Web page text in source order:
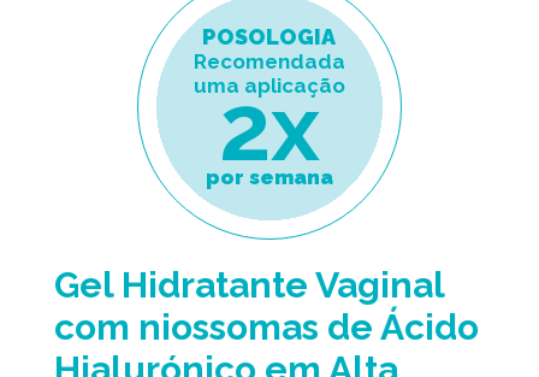
POSOLOGIA
Recomendada
uma aplicação
2x
por semana
Gel Hidratante Vaginal
com niossomas de Ácido